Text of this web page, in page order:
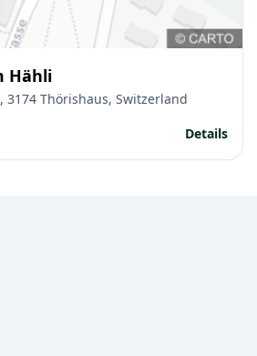
Hähli
3174 Thörishaus, Switzerland
Details